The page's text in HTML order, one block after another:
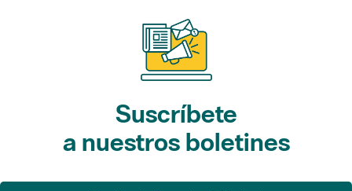
Suscríbete
a nuestros boletines